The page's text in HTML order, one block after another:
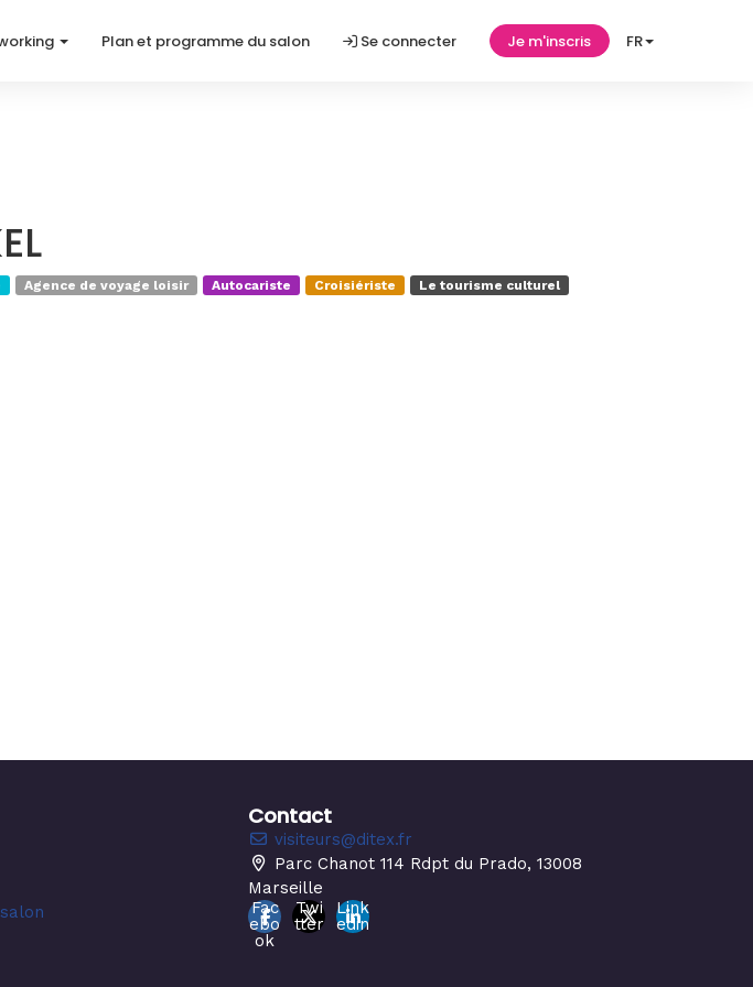
Plan et programme du salon Se connecter Je m'inscris FR
Agence de voyage loisir Autocariste Croisiériste
Le tourisme culturel
Contact
visiteurs@ditex.fr
Parc Chanot 114 Rdpt du Prado, 13008
Marseille
Fac
ebo
ok
Twi
tter
Link
edin